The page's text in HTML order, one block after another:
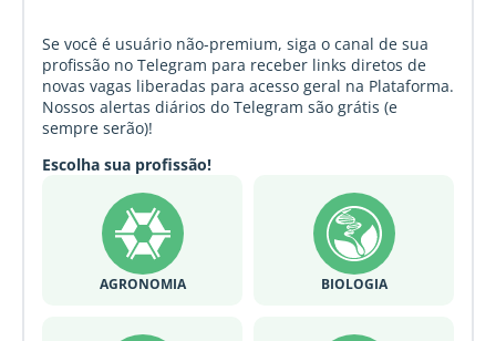
Se você é usuário não-premium, siga o canal de sua
profissão no Telegram para receber links diretos de
novas vagas liberadas para acesso geral na Plataforma.
Nossos alertas diários do Telegram são grátis (e
sempre serão)!
Escolha sua profissão!
AGRONOMIA BIOLOGIA